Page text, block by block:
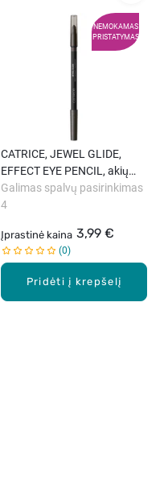
NEMOKAMAS
PRISTATYMAS
Pridėti į krepšelį
CATRICE, JEWEL GLIDE,
EFFECT EYE PENCIL, akių
pieštukas, 1,5 g.
Įprastinė kaina 3,99 €
Galimas spalvų pasirinkimas
4
0